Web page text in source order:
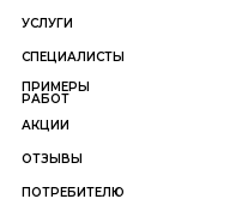
УСЛУГИ
СПЕЦИАЛИСТЫ
ПРИМЕРЫ
РАБОТ
АКЦИИ
ОТЗЫВЫ
ПОТРЕБИТЕЛЮ